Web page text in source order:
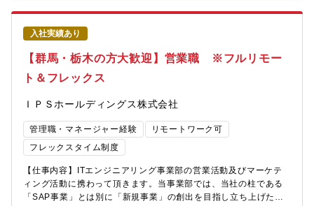
タロボット、塗装ロボット、パレタイジングロボット 等）【補
足】「壊れない。壊れる前に知らせる、壊れてもすぐ直せる。」
という開発方針のもと、信頼性の高さで世界中の工場の稼働率向
上を目指す商品を販売します。（マテリアルハンドリング、スポ
ット溶接、アーク溶接、レーザ溶接・切断、加工・組立、塗装、
検査など、さまざまな分野で使用されるロボット商品です。）■入
講いただき、基本的な業務研修を実施します。研修や日々の業務
を通じて、基本的な知識等を身に付けていきます。
入社実績あり
【群馬・栃木の方大歓迎】営業職 ※フルリモー
ト＆フレックス
ＩＰＳホールディングス株式会社
管理職・マネージャー経験
リモートワーク可
フレックスタイム制度
【仕事内容】ITエンジニアリング事業部の営業活動及びマーケテ
ィング活動に携わって頂きます。当事業部では、当社の柱である
「SAP事業」とは別に「新規事業」の創出を目指し立ち上げたサ